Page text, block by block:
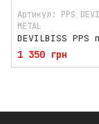
Артикул: PPS
METAL
1 350 грн